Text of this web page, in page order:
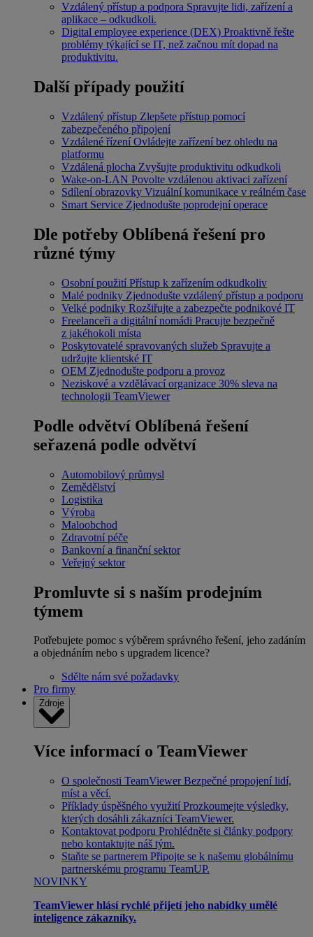
Vzdálený přístup a podpora Spravujte lidi, zařízení a
aplikace – odkudkoli.
Digital employee experience (DEX) Proaktivně řešte
problémy týkající se IT, než začnou mít dopad na
produktivitu.
Další případy použití
Vzdálený přístup Zlepšete přístup pomocí
zabezpečeného připojení
Vzdálené řízení Ovládejte zařízení bez ohledu na
platformu
Vzdálená plocha Zvyšujte produktivitu odkudkoli
Wake-on-LAN Povolte vzdálenou aktivaci zařízení
Sdílení obrazovky Vizuální komunikace v reálném čase
Smart Service Zjednodušte poprodejní operace
Dle potřeby Oblíbená řešení pro
různé týmy
Osobní použití Přístup k zařízením odkudkoliv
Malé podniky Zjednodušte vzdálený přístup a podporu
Velké podniky Rozšiřujte a zabezpečte podnikové IT
Freelanceři a digitální nomádi Pracujte bezpečně
z jakéhokoli místa
Poskytovatelé spravovaných služeb Spravujte a
udržujte klientské IT
OEM Zjednodušte podporu a provoz
Neziskové a vzdělávací organizace 30% sleva na
technologii TeamViewer
Podle odvětví Oblíbená řešení
seřazená podle odvětví
Automobilový průmysl
Zemědělství
Logistika
Výroba
Maloobchod
Zdravotní péče
Bankovní a finanční sektor
Veřejný sektor
Promluvte si s naším prodejním
týmem
Potřebujete pomoc s výběrem správného řešení, jeho zadáním
a objednáním nebo s upgradem licence?
Sdělte nám své požadavky
Pro firmy
Zdroje
Více informací o TeamViewer
O společnosti TeamViewer Bezpečné propojení lidí,
míst a věcí.
Příklady úspěšného využití Prozkoumejte výsledky,
kterých dosáhli zákazníci TeamViewer.
Kontaktovat podporu Prohlédněte si články podpory
nebo kontaktujte náš tým.
Staňte se partnerem Připojte se k našemu globálnímu
partnerskému programu TeamUP.
NOVINKY
TeamViewer hlásí rychlé přijetí jeho nabídky umělé
inteligence zákazníky.